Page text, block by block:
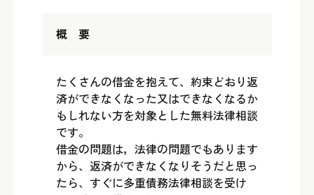
概 要
たくさんの借金を抱えて、約束どおり返
済ができなくなった又はできなくなるか
もしれない方を対象とした無料法律相談
です。
借金の問題は，法律の問題でもあります
から、返済ができなくなりそうだと思っ
たら、すぐに多重債務法律相談を受け